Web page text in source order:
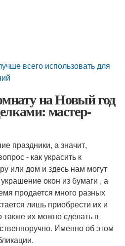
всего использовать для
на Новый год
мастер-
праздники, а значит,
- как украсить к
или дом и здесь нам могут
окон из бумаги , а
продается много разных
лишь приобрести их и
их можно сделать в
Именно об этом